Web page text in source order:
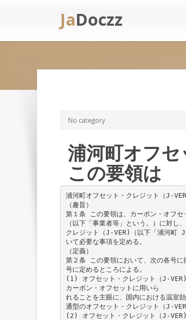
JaDoczz
No category
浦河町オフセ
この要領は
浦河町オフセット・クレジット（J-
（趣旨）
第１条 この要領は、カーボン・オフ
（以下「事業者等」という。）に対し
クレジット（J-VER)（以下「浦河町
いて必要な事項を定める。
（定義）
第２条 この要領において、次の各号に
号に定めるところによる。
(1) オフセット・クレジット（J-
カーボン・オフセットに用いら
れることを主眼に、国内における温室
通型のオフセット・クレジット（J-
(2) オフセット・クレジット（J-